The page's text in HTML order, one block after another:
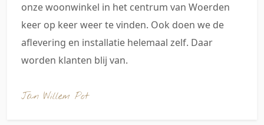
onze woonwinkel in het centrum van Woerden
keer op keer weer te vinden. Ook doen we de
aflevering en installatie helemaal zelf. Daar
worden klanten blij van.
Jan Willem Pot